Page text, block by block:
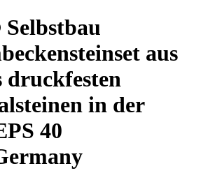
aus
druckfesten
in der
40